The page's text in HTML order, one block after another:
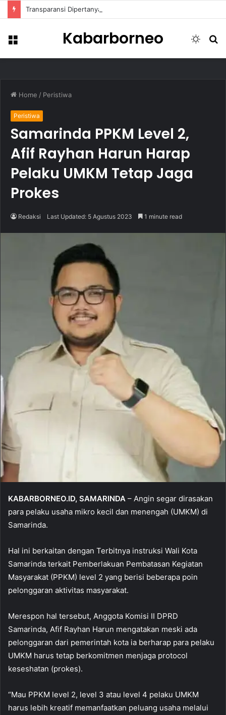
Menu Kabarborneo
Switch
Home / Peristiwa
Peristiwa
Samarinda PPKM Level 2,
Afif Rayhan Harun Harap
Pelaku UMKM Tetap Jaga
Prokes
Redaksi Last Updated: 5 Agustus 2023 1 minute read
KABARBORNEO.ID, SAMARINDA – Angin segar dirasakan
para pelaku usaha mikro kecil dan menengah (UMKM) di
Samarinda.
Hal ini berkaitan dengan Terbitnya instruksi Wali Kota
Samarinda terkait Pemberlakuan Pembatasan Kegiatan
Masyarakat (PPKM) level 2 yang berisi beberapa poin
pelonggaran aktivitas masyarakat.
Merespon hal tersebut, Anggota Komisi II DPRD
Samarinda, Afif Rayhan Harun mengatakan meski ada
pelonggaran dari pemerintah kota ia berharap para pelaku
UMKM harus tetap berkomitmen menjaga protocol
keseshatan (prokes).
“Mau PPKM level 2, level 3 atau level 4 pelaku UMKM
harus lebih kreatif memanfaatkan peluang usaha melalui